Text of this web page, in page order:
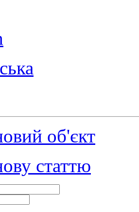
об'єкт
статтю